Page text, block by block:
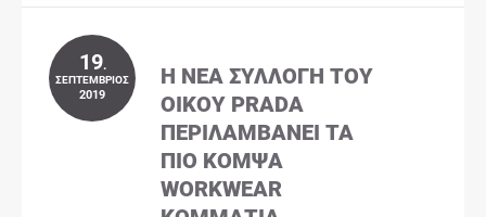
19.
ΣΕΠΤΈΜΒΡΙΟΣ
2019
Η ΝΈΑ ΣΥΛΛΟΓΉ ΤΟΥ
ΟΊΚΟΥ PRADA
ΠΕΡΙΛΑΜΒΆΝΕΙ ΤΑ
ΠΙΟ ΚΟΜΨΆ
WORKWEAR